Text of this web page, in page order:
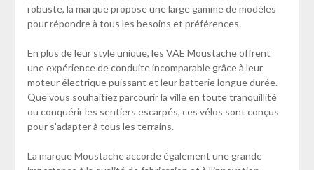
robuste, la marque propose une large gamme de modèles
pour répondre à tous les besoins et préférences.
En plus de leur style unique, les VAE Moustache offrent
une expérience de conduite incomparable grâce à leur
moteur électrique puissant et leur batterie longue durée.
Que vous souhaitiez parcourir la ville en toute tranquillité
ou conquérir les sentiers escarpés, ces vélos sont conçus
pour s’adapter à tous les terrains.
La marque Moustache accorde également une grande